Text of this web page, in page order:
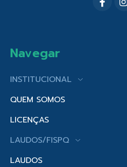
Navegar
INSTITUCIONAL
QUEM SOMOS
LICENÇAS
LAUDOS/FISPQ
LAUDOS